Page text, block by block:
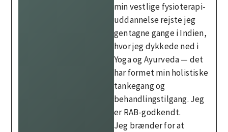
min vestlige fysioterapi-
uddannelse rejste jeg
gentagne gange i Indien,
hvor jeg dykkede ned i
Yoga og Ayurveda — det
har formet min holistiske
tankegang og
behandlingstilgang. Jeg
er RAB-godkendt.
Jeg brænder for at